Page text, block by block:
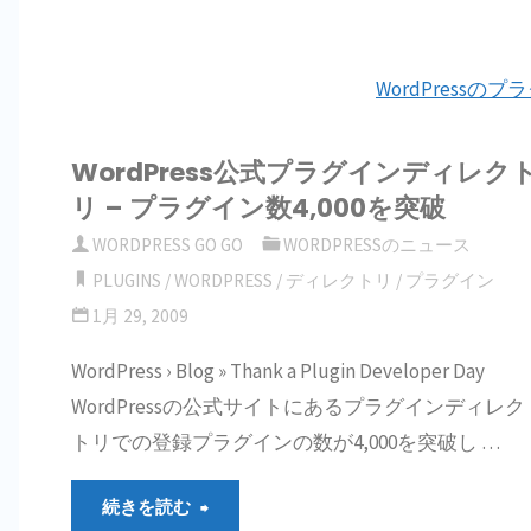
WordPressのプ
WordPress公式プラグインディレクト
リ – プラグイン数4,000を突破
WORDPRESS GO GO
WORDPRESSのニュース
PLUGINS /WORDPRESS / ディレクトリ / プラグイン
1月 29, 2009
WordPress › Blog » Thank a Plugin Developer Day
WordPressの公式サイトにあるプラグインディレク
トリでの登録プラグインの数が4,000を突破し …
続きを読む "WordPress